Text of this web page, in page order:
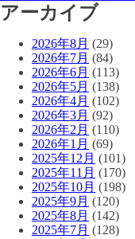
アーカイブ
2026年8月 (29)
2026年7月 (84)
2026年6月 (113)
2026年5月 (138)
2026年4月 (102)
2026年3月 (92)
2026年2月 (110)
2026年1月 (69)
2025年12月 (101)
2025年11月 (170)
2025年10月 (198)
2025年9月 (120)
2025年8月 (142)
2025年7月 (128)